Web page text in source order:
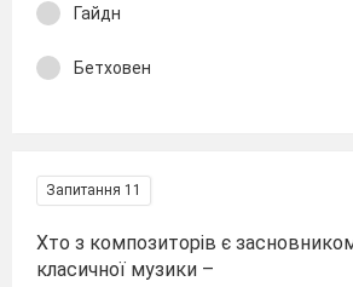
Гайдн
Бетховен
Запитання 11
Хто з композиторів є
класичної музики –